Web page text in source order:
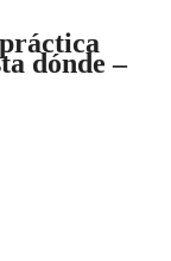
dónde –